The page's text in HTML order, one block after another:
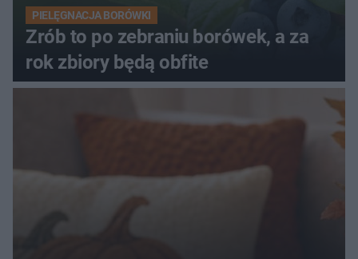
PIELĘGNACJA BORÓWKI
Zrób to po zebraniu borówek, a za
rok zbiory będą obfite